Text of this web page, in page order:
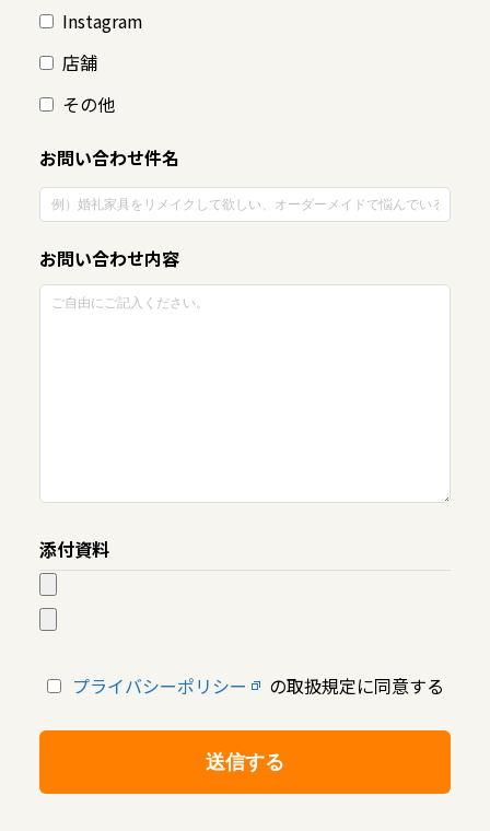
Instagram
店舗
その他
お問い合わせ件名
お問い合わせ内容
添付資料
プライバシーポリシー の取扱規定に同意する